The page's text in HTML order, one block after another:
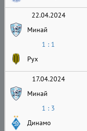
22.04.2024
Минай
1 : 1
Рух
17.04.2024
Минай
1 : 3
Динамо